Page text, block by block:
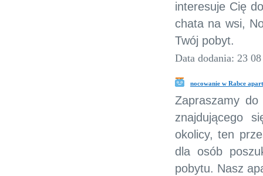
interesuje Cię
chata na wsi,
Twój pobyt.
Data dodania: 23
nocowanie w Rabce
Zapraszamy
znajdującego
okolicy, ten
dla osób
pobytu. Nasz